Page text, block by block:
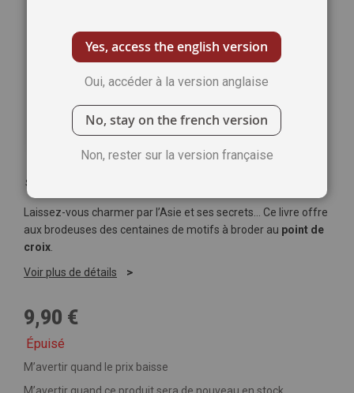
Soyez le premier à commenter ce produit
Laissez-vous charmer par l’Asie et ses secrets… Ce livre offre
aux brodeuses des centaines de motifs à broder au point de
croix
Voir plus de détails
9,90 €
Épuisé
M’avertir quand le prix baisse
Yes, access the english version
Oui, accéder à la version anglaise
No, stay on the french version
Non, rester sur la version française